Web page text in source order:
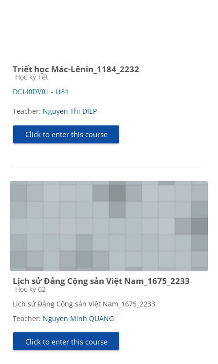
Triết học Mác-Lênin_1184_2232
Course category
Học kỳ Tết
DC140DV01 - 1184
Teacher: Nguyen Thi DIEP
Click to enter this course
Lịch sử Đảng Cộng sản Việt Nam_1675_2233
Course category
Học kỳ 02
Lịch sử Đảng Cộng sản Việt Nam_1675_2233
Teacher: Nguyen Minh QUANG
Click to enter this course